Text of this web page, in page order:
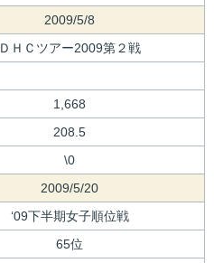
2009/5/8
ＤＨＣツアー2009第２戦
1,668
208.5
\0
2009/5/20
‘09下半期女子順位戦
65位